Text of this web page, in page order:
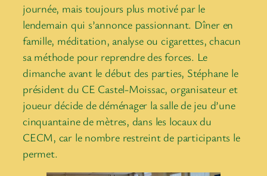
journée, mais toujours plus motivé par le
lendemain qui s’annonce passionnant. Dîner en
famille, méditation, analyse ou cigarettes, chacun
sa méthode pour reprendre des forces. Le
dimanche avant le début des parties, Stéphane le
président du CE Castel-Moissac, organisateur et
joueur décide de déménager la salle de jeu d’une
cinquantaine de mètres, dans les locaux du
CECM, car le nombre restreint de participants le
permet.